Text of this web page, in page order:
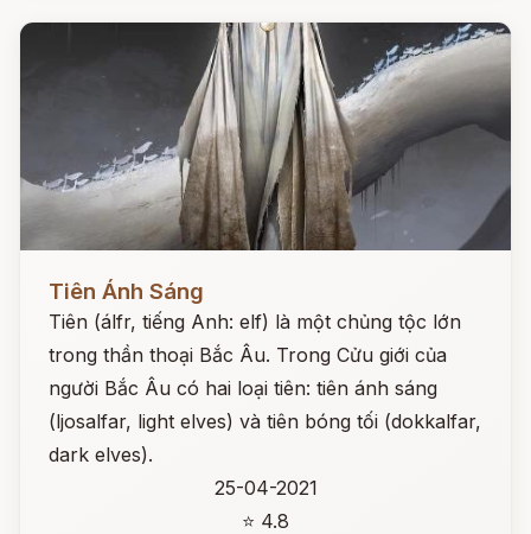
Tiên Ánh Sáng
Tiên (álfr, tiếng Anh: elf) là một chủng tộc lớn
trong thần thoại Bắc Âu. Trong Cửu giới của
người Bắc Âu có hai loại tiên: tiên ánh sáng
(ljosalfar, light elves) và tiên bóng tối (dokkalfar,
dark elves).
25-04-2021
⭐ 4.8